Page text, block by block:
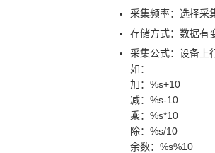
采集频率：选择采
存储方式：数据有
采集公式：设备上
如：
加：%s+10
减：%s-10
乘：%s*10
除：%s/10
余数：%s%10